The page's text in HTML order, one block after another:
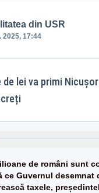
din USR
2025, 17:44
de lei va primi
de români sunt
ce Guvernul desemnat
taxele,